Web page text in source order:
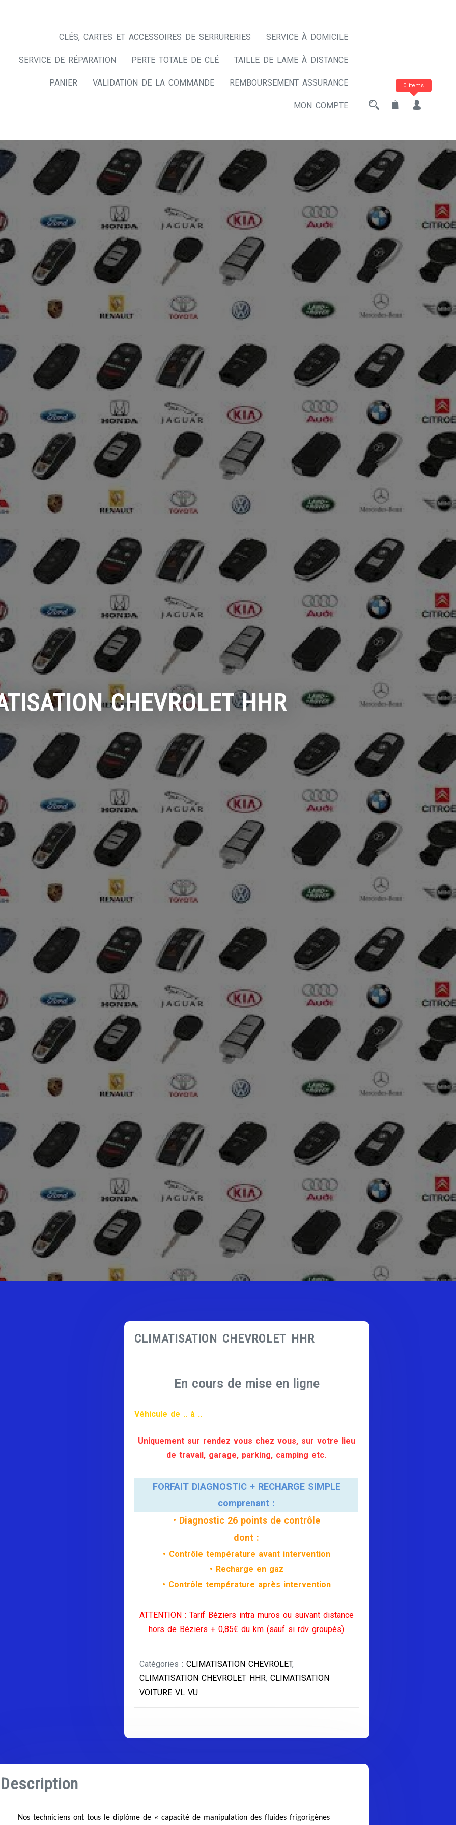
CLÉS, CARTES ET ACCESSOIRES DE SERRURERIES SERVICE À DOMICILE
SERVICE DE RÉPARATION PERTE TOTALE DE CLÉ TAILLE DE LAME À DISTANCE
PANIER VALIDATION DE LA COMMANDE REMBOURSEMENT ASSURANCE
MON COMPTE
0 items
CHEVROLET HHR
CLIMATISATION CHEVROLET HHR
En cours de mise en ligne
Véhicule de .. à ..
Uniquement sur rendez vous chez vous, sur votre lieu
de travail, garage, parking, camping etc.
FORFAIT DIAGNOSTIC + RECHARGE SIMPLE
comprenant :
• Diagnostic 26 points de contrôle
dont :
• Contrôle température avant intervention
• Recharge en gaz
• Contrôle température après intervention
ATTENTION : Tarif Béziers intra muros ou suivant distance
hors de Béziers + 0,85€ du km (sauf si rdv groupés)
Catégories :CLIMATISATION CHEVROLET,
CLIMATISATION CHEVROLET HHR,CLIMATISATION
VOITURE VL VU
Description
Nos techniciens ont tous le diplôme de « capacité de manipulation des fluides frigorigènes